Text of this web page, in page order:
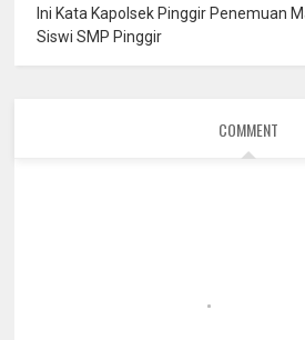
Ini Kata Kapolsek Pinggir Penemuan
Siswi SMP Pinggir
COMMENT